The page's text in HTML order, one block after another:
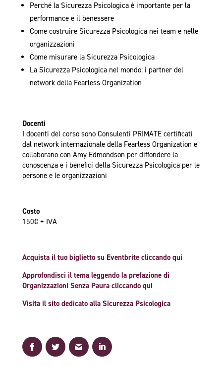
Perché la Sicurezza Psicologica è importante per la
performance e il benessere
Come costruire Sicurezza Psicologica nei team e nelle
organizzazioni
Come misurare la Sicurezza Psicologica
La Sicurezza Psicologica nel mondo: i partner del
network della Fearless Organization
Docenti
I docenti del corso sono Consulenti PRIMATE certificati
dal network internazionale della Fearless Organization e
collaborano con Amy Edmondson per diffondere la
conoscenza e i benefici della Sicurezza Psicologica per le
persone e le organizzazioni
Costo
150€ + IVA
Acquista il tuo biglietto su Eventbrite cliccando qui
Approfondisci il tema leggendo la prefazione di
Organizzazioni Senza Paura cliccando qui
Visita il sito dedicato alla Sicurezza Psicologica